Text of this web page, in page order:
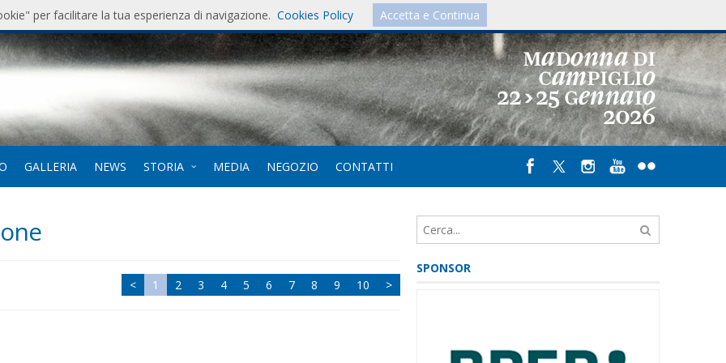
12-
GALLERIA NEWS STORIA MEDIA NEGOZIO CONTATTI
< 1 2 3 4 5 6 7 8 9 10 >
SPONSOR
per facilitare la tua esperienza di navigazione. Cookies Policy Accetta e Continua